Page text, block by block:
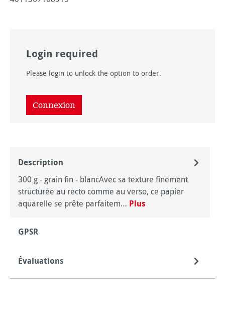
Login required
Please login to unlock the option to order.
Connexion
Description
300 g - grain fin - blancAvec sa texture finement
structurée au recto comme au verso, ce papier
aquarelle se prête parfaitem… Plus
GPSR
Évaluations